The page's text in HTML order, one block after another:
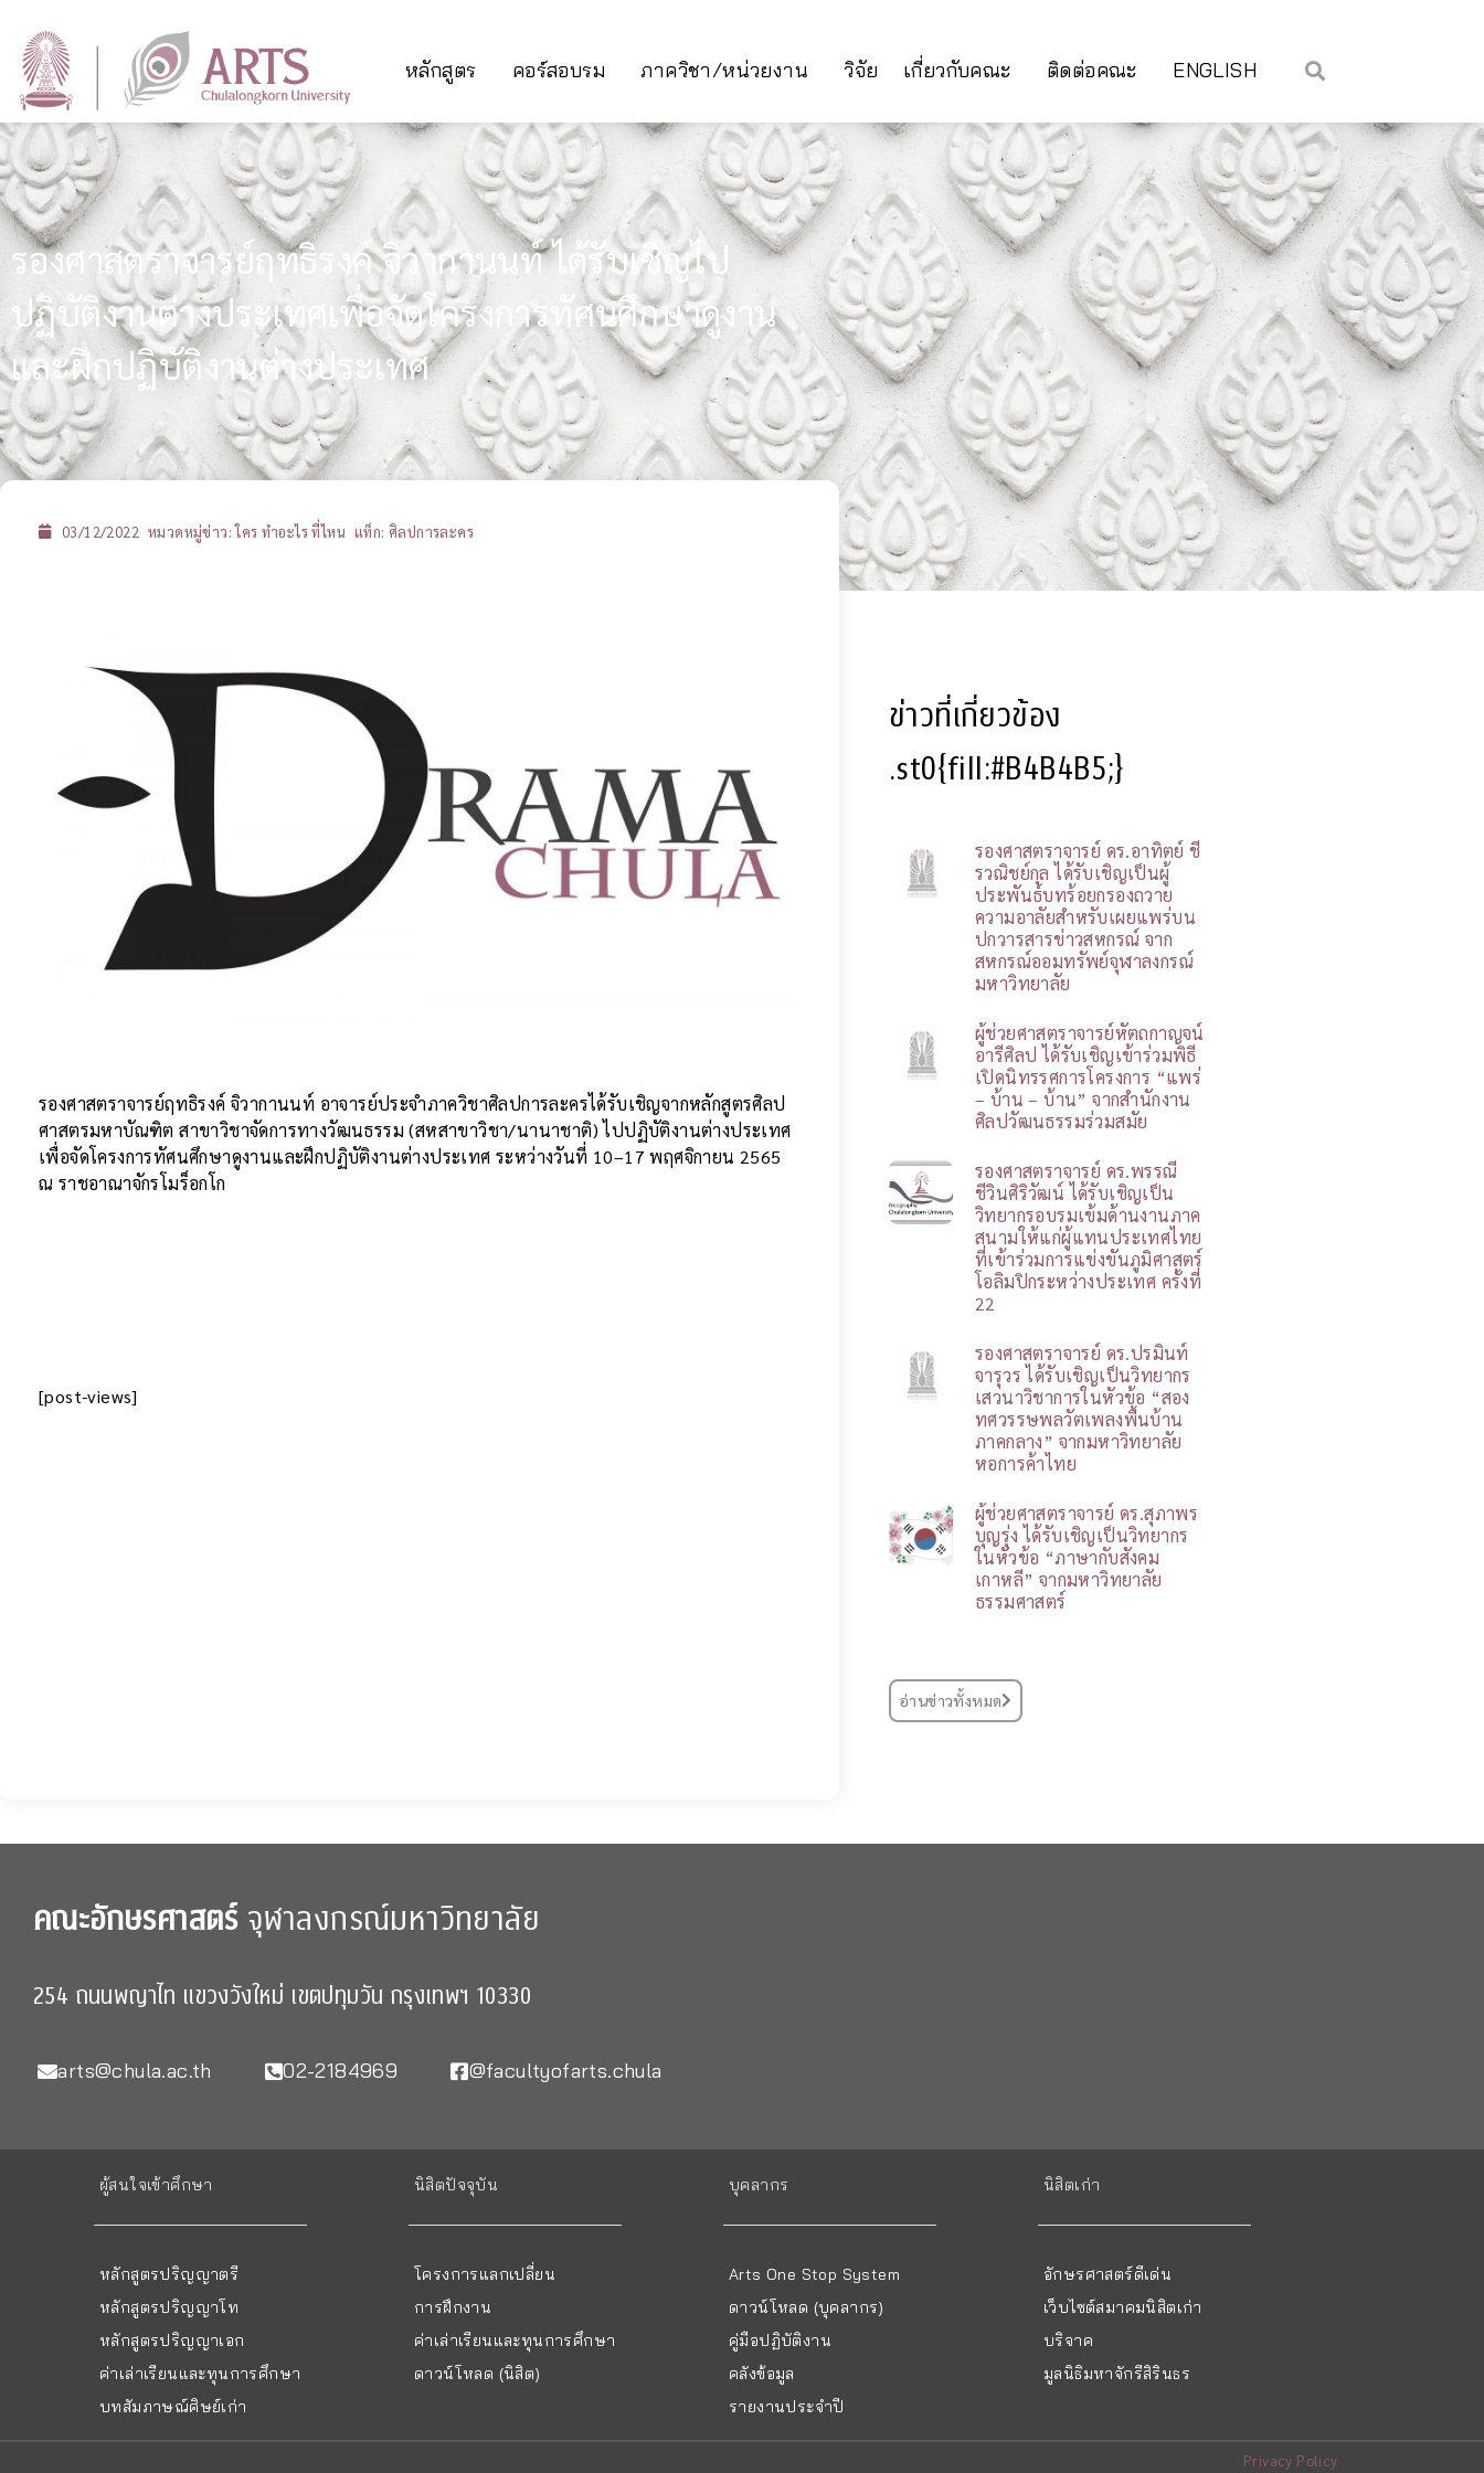
หลักสูตร คอร์สอบรม ภาควิชา/หน่วยงาน วิจัย เกี่ยวกับคณะ ติดต่อคณะ ENGLISH
รองศาสตราจารย์ฤทธิรงค์ จิวากานนท์ ได้รับเชิญไป
ปฏิบัติงานต่างประเทศเพื่อจัดโครงการทัศนศึกษาดูงาน
และฝึกปฏิบัติงานต่างประเทศ
03/12/2022 หมวดหมู่ข่าว:ใคร ทำอะไร ที่ไหน แท็ก: ศิลปการละคร
รองศาสตราจารย์ฤทธิรงค์ จิวากานนท์ อาจารย์ประจำภาควิชาศิลปการละครได้รับเชิญจากหลักสูตรศิลป
ศาสตรมหาบัณฑิต สาขาวิชาจัดการทางวัฒนธรรม (สหสาขาวิชา/นานาชาติ) ไปปฏิบัติงานต่างประเทศ
เพื่อจัดโครงการทัศนศึกษาดูงานและฝึกปฏิบัติงานต่างประเทศ ระหว่างวันที่ 10–17 พฤศจิกายน 2565
ณ ราชอาณาจักรโมร็อกโก
[post-views]
ข่าวที่เกี่ยวข้อง
.st0{fill:#B4B4B5;}
รองศาสตราจารย์ ดร.อาทิตย์ ชี
รวณิชย์กุล ได้รับเชิญเป็นผู้
ประพันธ์บทร้อยกรองถวาย
ความอาลัยสำหรับเผยแพร่บน
ปกวารสารข่าวสหกรณ์ จาก
สหกรณ์ออมทรัพย์จุฬาลงกรณ์
มหาวิทยาลัย
ผู้ช่วยศาสตราจารย์หัตถกาญจน์
อารีศิลป ได้รับเชิญเข้าร่วมพิธี
เปิดนิทรรศการโครงการ “แพร่
– บ้าน – บ้าน” จากสำนักงาน
ศิลปวัฒนธรรมร่วมสมัย
รองศาสตราจารย์ ดร.พรรณี
ชีวินศิริวัฒน์ ได้รับเชิญเป็น
วิทยากรอบรมเข้มด้านงานภาค
สนามให้แก่ผู้แทนประเทศไทย
ที่เข้าร่วมการแข่งขันภูมิศาสตร์
โอลิมปิกระหว่างประเทศ ครั้งที่
22
รองศาสตราจารย์ ดร.ปรมินท์
จารุวร ได้รับเชิญเป็นวิทยากร
เสวนาวิชาการในหัวข้อ “สอง
ทศวรรษพลวัตเพลงพื้นบ้าน
ภาคกลาง” จากมหาวิทยาลัย
หอการค้าไทย
ผู้ช่วยศาสตราจารย์ ดร.สุภาพร
บุญรุ่ง ได้รับเชิญเป็นวิทยากร
ในหัวข้อ “ภาษากับสังคม
เกาหลี” จากมหาวิทยาลัย
ธรรมศาสตร์
อ่านข่าวทั้งหมด
คณะอักษรศาสตร์จุฬาลงกรณ์มหาวิทยาลัย
254 ถนนพญาไท แขวงวังใหม่ เขตปทุมวัน กรุงเทพฯ 10330
arts@chula.ac.th 02-2184969 @facultyofarts.chula
ผู้สนใจเข้าศึกษา
หลักสูตรปริญญาตรี
หลักสูตรปริญญาโท
หลักสูตรปริญญาเอก
ค่าเล่าเรียนและทุนการศึกษา
บทสัมภาษณ์ศิษย์เก่า
นิสิตปัจจุบัน
โครงการแลกเปลี่ยน
การฝึกงาน
ค่าเล่าเรียนและทุนการศึกษา
ดาวน์โหลด (นิสิต)
บุคลากร
Arts One Stop System
ดาวน์โหลด (บุคลากร)
คู่มือปฏิบัติงาน
คลังข้อมูล
รายงานประจำปี
นิสิตเก่า
อักษรศาสตร์ดีเด่น
เว็บไซต์สมาคมนิสิตเก่า
บริจาค
มูลนิธิมหาจักรีสิรินธร
Privacy Policy